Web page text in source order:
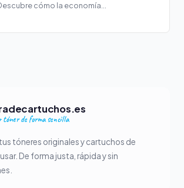
cómo la economía...
tóner de forma sencilla
tóneres originales y cartuchos de
De forma justa, rápida y sin